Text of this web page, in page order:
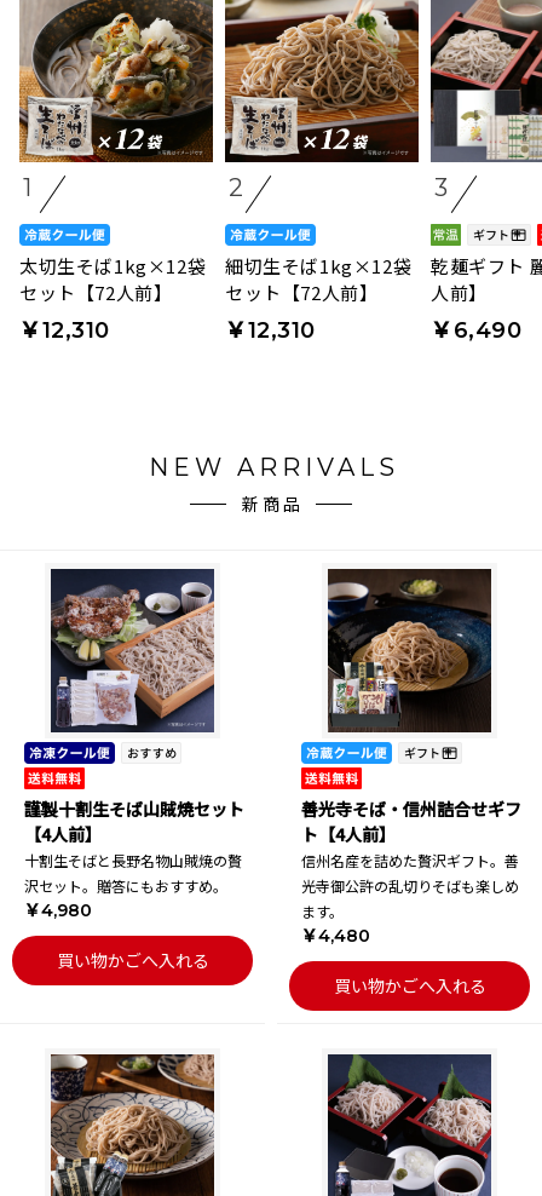
1
太切生そば1kg×12袋
セット【72人前】
￥12,310
2
細切生そば1kg×12袋
セット【72人前】
￥12,310
3
乾麺ギフト
人前】
￥6,490
NEW ARRIVALS
新商品
謹製十割生そば山賊焼セット
【4人前】
十割生そばと長野名物山賊焼の贅
沢セット。贈答にもおすすめ。
￥4,980
買い物かごへ入れる
善光寺そば・信州詰合せギフ
ト【4人前】
信州名産を詰めた贅沢ギフト。善
光寺御公許の乱切りそばも楽しめ
ます。
￥4,480
買い物かごへ入れる